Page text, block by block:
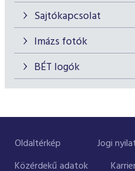
Sajtókapcsolat
Imázs fotók
BÉT logók
Oldaltérkép Jogi
Közérdekű adatok